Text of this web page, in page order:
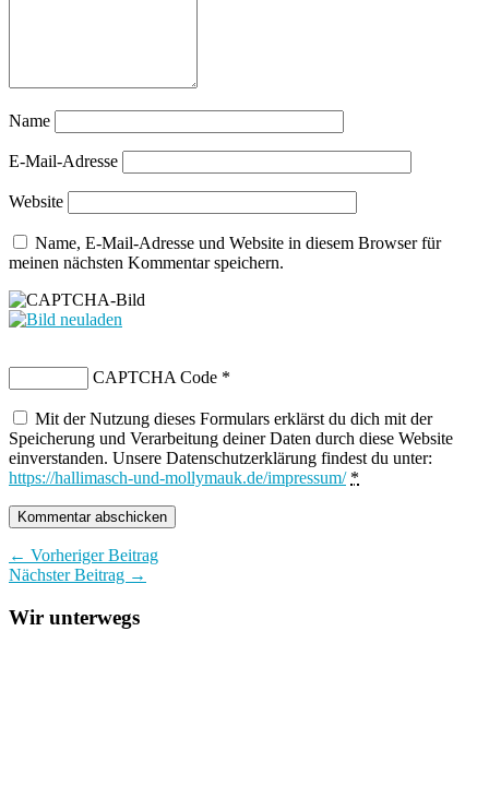
Name
E-Mail-Adresse
Website
Name, E-Mail-Adresse und Website in diesem Browser für
meinen nächsten Kommentar speichern.
CAPTCHA Code *
Mit der Nutzung dieses Formulars erklärst du dich mit der
Speicherung und Verarbeitung deiner Daten durch diese Website
einverstanden. Unsere Datenschutzerklärung findest du unter:
https://hallimasch-und-mollymauk.de/impressum/ *
← Vorheriger Beitrag
Nächster Beitrag →
Wir unterwegs